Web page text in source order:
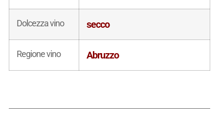
Dolcezza vino secco
Regione vino Abruzzo